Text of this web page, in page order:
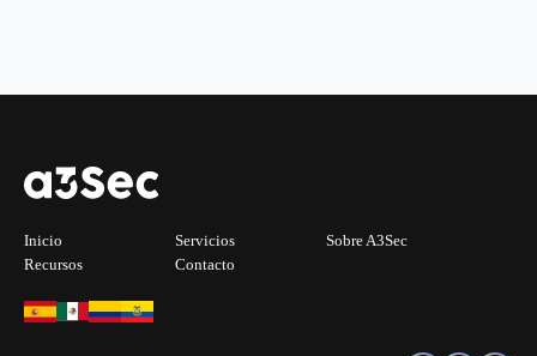
Inicio Servicios
Sobre A3Sec
Recursos
Contacto